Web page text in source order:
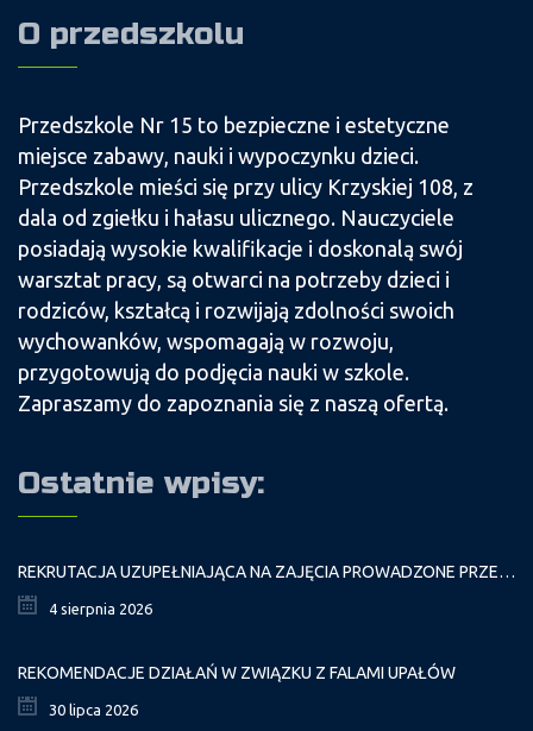
O przedszkolu
Przedszkole Nr 15 to bezpieczne i estetyczne
miejsce zabawy, nauki i wypoczynku dzieci.
Przedszkole mieści się przy ulicy Krzyskiej 108, z
dala od zgiełku i hałasu ulicznego. Nauczyciele
posiadają wysokie kwalifikacje i doskonalą swój
warsztat pracy, są otwarci na potrzeby dzieci i
rodziców, kształcą i rozwijają zdolności swoich
wychowanków, wspomagają w rozwoju,
przygotowują do podjęcia nauki w szkole.
Zapraszamy do zapoznania się z naszą ofertą.
Ostatnie wpisy:
REKRUTACJA UZUPEŁNIAJĄCA NA ZAJĘCIA PROWADZONE PRZEZ PAŁAC MŁODZIEŻY W ROKU SZKOLNYM 2026/2027
4 sierpnia 2026
REKOMENDACJE DZIAŁAŃ W ZWIĄZKU Z FALAMI UPAŁÓW
30 lipca 2026